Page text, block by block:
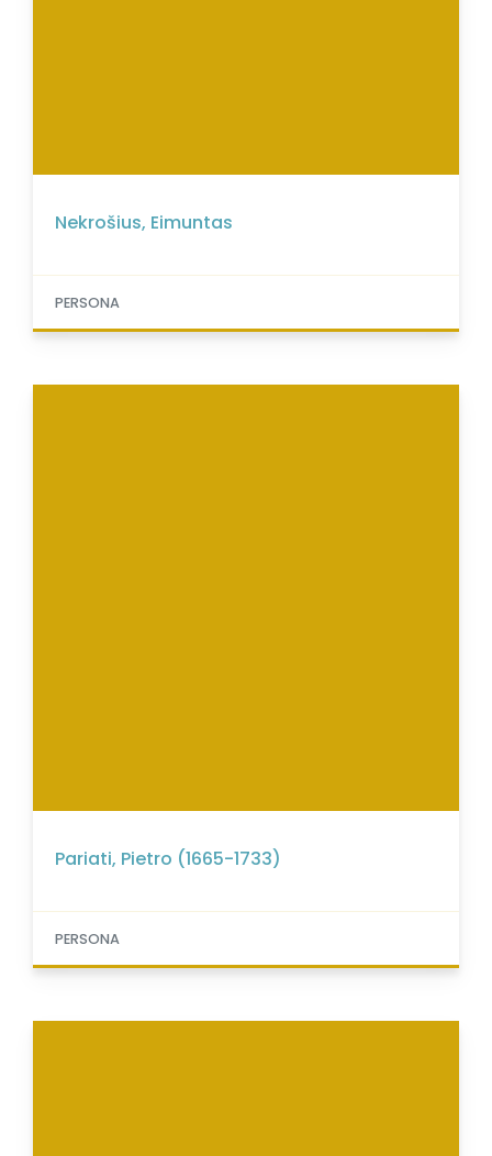
Nekrošius, Eimuntas
PERSONA
Pariati, Pietro (1665-1733)
PERSONA